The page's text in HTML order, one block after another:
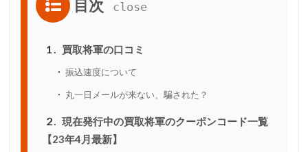
目次
1 買取将軍の口コミ
振込速度について
丸一日メールが来ない、騙された？
2
現在発行中の買取将軍のクーポンコード一覧
【23年4月最新】